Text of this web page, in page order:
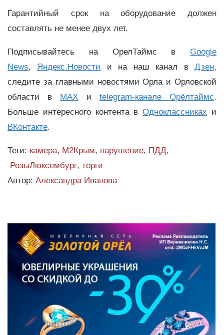
Гарантийный срок на оборудование должен
составлять не менее двух лет.
Подписывайтесь на ОрелТаймс в Google
News, Яндекс.Новости и на наш канал вДзен,
следите за главными новостями Орла и Орловской
области в MAX и telegram-канале Орёлтаймс.
Больше интересного контента вОдноклассниках и
ВКонтакте.
Теги: камера, М2Крым, нарушение, ПДД,
РозыЛюксембург, торги
Автор: Александра Иванова